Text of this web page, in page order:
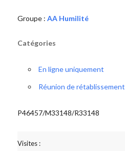
Groupe : AA Humilité
Catégories
En ligne uniquement
Réunion de rétablissement
P46457/M33148/R33148
Visites :